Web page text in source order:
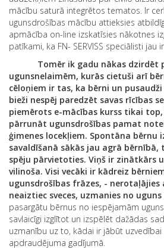
mācību saturā integrētos tematos. Ir
ugunsdrošības mācību attieksies
apmācība on-line izskatīsies nākotnes
patīkami, ka FN- SERVISS speciālisti jau
Tomēr ik gadu nākas dzirdēt
ugunsnelaimēm, kurās cietuši arī
cēloņiem ir tas, ka bērni un
bieži nespēj paredzēt savas rīcības
piemērots e-mācības kurss tikai
pārrunāt ugunsdrošības pamat
ģimenes locekļiem. Spontāna bērnu
savaldīšanā sākās jau agrā
spēju pārvietoties. Viņš ir zinātkārs
vilinoša. Visi vecāki ir kādreiz
ugunsdrošības frāzes, - nerotaļājies
neaiztiec sveces, uzmanies no uguns
pasargātu bērnus no iespējamām
savlaicīgi izglītot un izspēlēt dažādas
uzmanību uz to, kādai ir jābūt uzvedībai
apdraudējuma gadījumā.